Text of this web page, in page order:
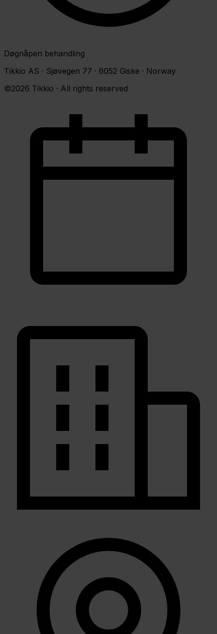
Døgnåpen behandling
Tikkio AS · Sjøvegen 77 · 6052 Giske · Norway
©2026 Tikkio · All rights reserved